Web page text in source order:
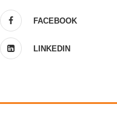
FACEBOOK
LINKEDIN